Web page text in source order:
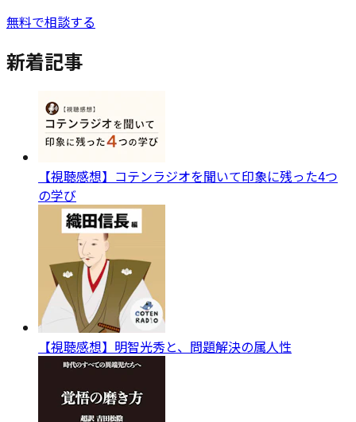
無料で相談する
新着記事
【視聴感想】コテンラジオを聞いて印象に残った4つ
の学び
【視聴感想】明智光秀と、問題解決の属人性